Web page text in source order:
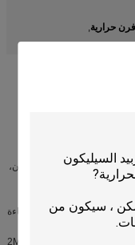
حرارية,
ويمكن تشكيلها عن طريق
موليت الأثاث الفرن
من الزجاج، مسحوق المعادن،
الحديد والصلب والتعدين
واسع في هياكل الفرن
لتحقيق أهداف تحسين كفاءة
(2MgO،